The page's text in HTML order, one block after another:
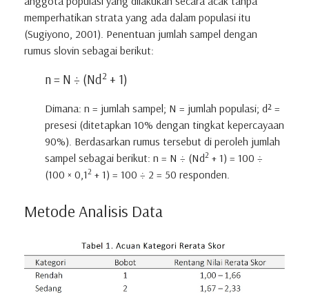
memperhatikan strata yang ada dalam populasi itu
(Sugiyono, 2001). Penentuan jumlah sampel dengan
rumus slovin sebagai berikut:
n = N ÷ (Nd2 + 1)
Dimana: n = jumlah sampel; N = jumlah populasi; d² =
presesi (ditetapkan 10% dengan tingkat kepercayaan
90%). Berdasarkan rumus tersebut di peroleh jumlah
sampel sebagai berikut: n = N ÷ (Nd2 + 1) = 100 ÷
(100 × 0,12 + 1) = 100 ÷ 2 = 50 responden.
Metode Analisis Data